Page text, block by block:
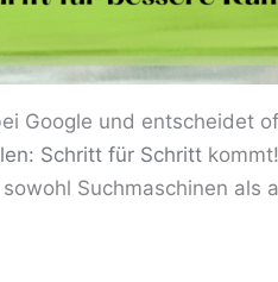
Google und entscheidet
Schritt für Schritt kommt!
Suchmaschinen als